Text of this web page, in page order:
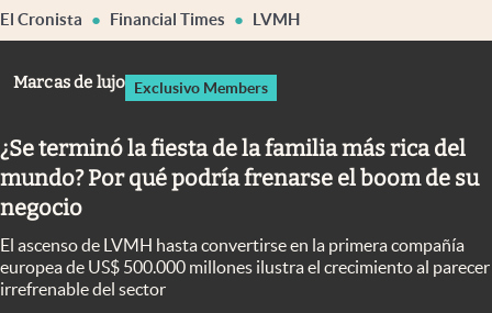
Economía y Política
Mercados Online
Negocios
Columnistas
Otras secciones
Apertura
El Cronista Financial Times LVMH
Marcas de lujo Exclusivo Members
¿Se terminó la fiesta de la familia más rica del
mundo? Por qué podría frenarse el boom de su
negocio
El ascenso de LVMH hasta convertirse en la primera compañía
europea de US$ 500.000 millones ilustra el crecimiento al parecer
irrefrenable del sector